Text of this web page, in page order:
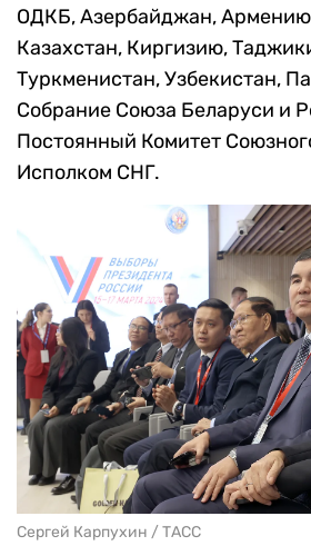
ОДКБ, Азербайджан,
Казахстан, Киргизию,
Туркменистан, Узбекистан,
Собрание Союза Беларуси и
Постоянный Комитет
Исполком СНГ.
Сергей Карпухин / ТАСС